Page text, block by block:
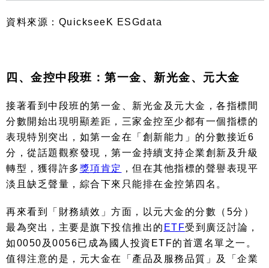
資料來源： QuickseeK ESGdata
四、金控中段班：第一金、新光金、元大金
接著看到中段班的第一金、新光金及元大金，各指標間
分數開始出現明顯差距，三家金控至少都有一個指標的
表現特別突出，如第一金在「創新能力」的分數接近6
分，從話題觀察發現，第一金持續支持企業創新及升級
轉型，獲得許多獎項肯定 ，但在其他指標的聲譽表現平
淡且缺乏聲量，綜合下來只能排在金控第四名。
再來看到「財務績效」方面，以元大金的分數（ 5分）
最為突出，主要是旗下投信推出的 ETF受到廣泛討論，
如0050 及 0056已成為國人投資 ETF的首選名單之一。
值得注意的是，元大金在「產品及服務品質」及「企業